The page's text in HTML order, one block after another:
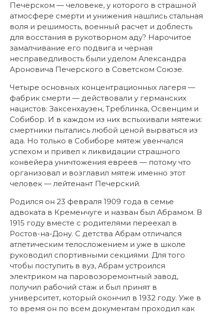
Печерском — человеке, у которого в страшной
атмосфере смерти и унижения нашлись стальная
воля и решимость, военный расчет и доблесть
для восстания в рукотворном аду? Нарочитое
замалчивание его подвига и черная
несправедливость были уделом Александра
Ароновича Печерского в Советском Союзе.
Четыре основных концентрационных лагеря —
фабрик смерти — действовали у германских
нацистов: Заксенхаузен, Треблинка, Освенцим и
Собибор. И в каждом из них вспыхивали мятежи:
смертники пытались любой ценой вырваться из
ада. Но только в Собиборе мятеж увенчался
успехом и привел к ликвидации страшного
конвейера уничтожения евреев — потому что
организовал и возглавил мятеж именно этот
человек — лейтенант Печерский.
Родился он 23 февраля 1909 года в семье
адвоката в Кременчуге и назван был Абрамом. В
1915 году вместе с родителями переехал в
Ростов-на-Дону. С детства Абрам отличался
атлетическим телосложением и уже в школе
руководил спортивными секциями. Для того
чтобы поступить в вуз, Абрам устроился
электриком на паровозоремонтный завод,
получил рабочий стаж и был принят в
университет, который окончил в 1932 году. Уже в
то время он по всем документам проходил как